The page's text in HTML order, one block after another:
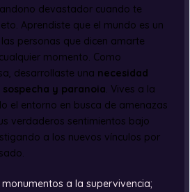
devastador cuando te
Aprendiste que el mundo es un
personas que dicen amarte
momento. Como
desarrollaste una necesidad
y paranoia . Vives a la
el entorno en busca de amenazas
verdaderos sentimientos bajo
a los nuevos vínculos por
monumentos a la supervivencia;